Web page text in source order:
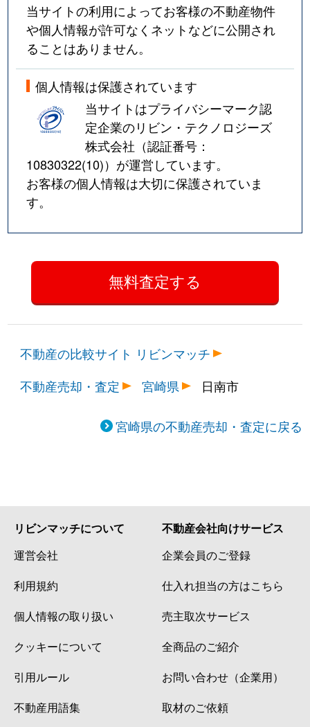
当サイトの利用によってお客様の不動産物件
や個人情報が許可なくネットなどに公開され
ることはありません。
個人情報は保護されています
当サイトはプライバシーマーク認
定企業のリビン・テクノロジーズ
株式会社（認証番号：
10830322(10)）が運営しています。
お客様の個人情報は大切に保護されていま
す。
不動産の比較サイト リビンマッチ
不動産売却・査定
宮崎県 日南市
宮崎県の不動産売却・査定に戻る
リビンマッチについて
運営会社
利用規約
個人情報の取り扱い
クッキーについて
引用ルール
不動産用語集
不動産会社向けサービス
企業会員のご登録
仕入れ担当の方はこちら
売主取次サービス
全商品のご紹介
お問い合わせ（企業用）
取材のご依頼